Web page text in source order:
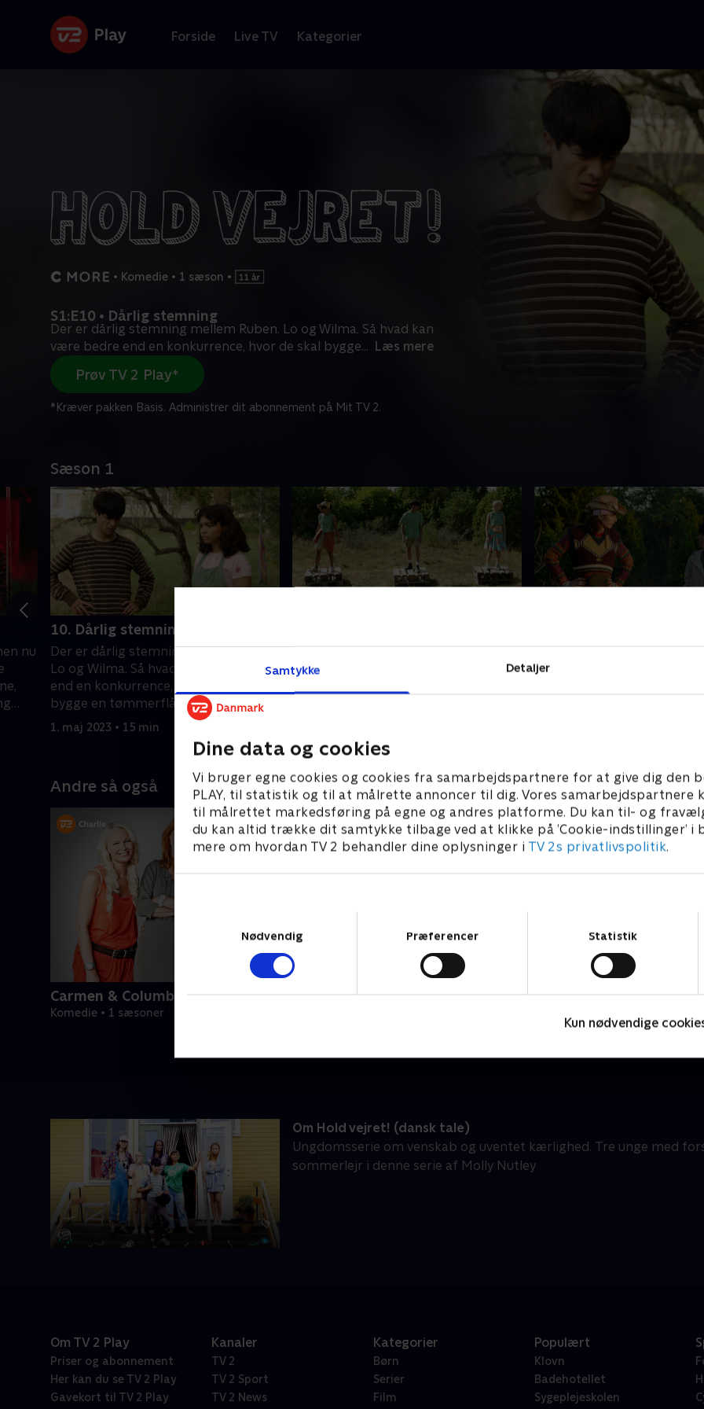
Samtykke Detaljer
Dine data og cookies
Vi bruger egne cookies og cookies fra samarbejdspartnere for at give dig den
PLAY, til statistik og til at målrette annoncer til dig. Vores samarbejdspartnere
til målrettet markedsføring på egne og andres platforme. Du kan til- og
du kan altid trække dit samtykke tilbage ved at klikke på ’Cookie-indstillinger’ i
mere om hvordan TV 2 behandler dine oplysninger i TV 2s privatlivspolitik.
Nødvendig
Præferencer Statistik
Kun nødvendige
Forside Live TV Kategorier
• Komedie • 1 sæson •
S1:E10 • Dårlig stemning
Der er dårlig stemning mellem Ruben. Lo og Wilma. Så hvad kan
være bedre end en konkurrence, hvor de skal bygge... Læs mere
Prøv TV 2 Play*
*Kræver pakken Basis. Administrer dit abonnement på Mit TV 2.
Sæson 1
nu
10. Dårlig stemning
Der er dårlig stemning mellem Ruben.
Lo og Wilma. Så hvad kan være bedre
end en konkurrence, hvor de skal
bygge en tømmerflåde?.
1. maj 2023 • 15 min
Splittelsen virker total! Wilma, Lo og
Ruben sidder i hvert sit hjørne i lejren,
Ruben leder
Andre så også
Carmen & Columbo
Komedie • 1 sæsoner
Om Hold vejret! (dansk tale)
Ungdomsserie om venskab og uventet kærlighed. Tre unge med
sommerlejr i denne serie af Molly Nutley
Om TV 2 Play
Priser og abonnement
Her kan du se TV 2 Play
Gavekort til TV 2 Play
Kanaler
TV 2
TV 2 Sport
TV 2 News
Kategorier
Børn
Serier
Film
Populært
Klovn
Badehotellet
Sygeplejeskolen